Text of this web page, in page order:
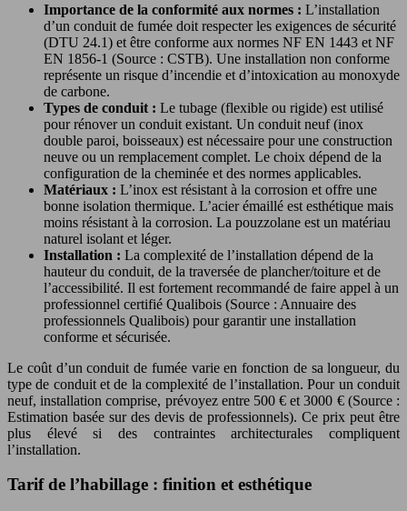
Importance de la conformité aux normes : L’installation
d’un conduit de fumée doit respecter les exigences de sécurité
(DTU 24.1) et être conforme aux normes NF EN 1443 et NF
EN 1856-1 (Source : CSTB). Une installation non conforme
représente un risque d’incendie et d’intoxication au monoxyde
de carbone.
Types de conduit : Le tubage (flexible ou rigide) est utilisé
pour rénover un conduit existant. Un conduit neuf (inox
double paroi, boisseaux) est nécessaire pour une construction
neuve ou un remplacement complet. Le choix dépend de la
configuration de la cheminée et des normes applicables.
Matériaux : L’inox est résistant à la corrosion et offre une
bonne isolation thermique. L’acier émaillé est esthétique mais
moins résistant à la corrosion. La pouzzolane est un matériau
naturel isolant et léger.
Installation : La complexité de l’installation dépend de la
hauteur du conduit, de la traversée de plancher/toiture et de
l’accessibilité. Il est fortement recommandé de faire appel à un
professionnel certifié Qualibois (Source : Annuaire des
professionnels Qualibois) pour garantir une installation
conforme et sécurisée.
Le coût d’un conduit de fumée varie en fonction de sa longueur, du
type de conduit et de la complexité de l’installation. Pour un conduit
neuf, installation comprise, prévoyez entre 500 € et 3000 € (Source :
Estimation basée sur des devis de professionnels). Ce prix peut être
plus élevé si des contraintes architecturales compliquent
l’installation.
Tarif de l’habillage : finition et esthétique